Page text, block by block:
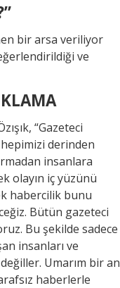
bir arsa veriliyor
ve
“Gazeteci
derinden
insanlara
olayın iç yüzünü
habercilik bunu
Bütün gazeteci
Bu şekilde sadece
insanları ve
Umarım bir an
haberlerle